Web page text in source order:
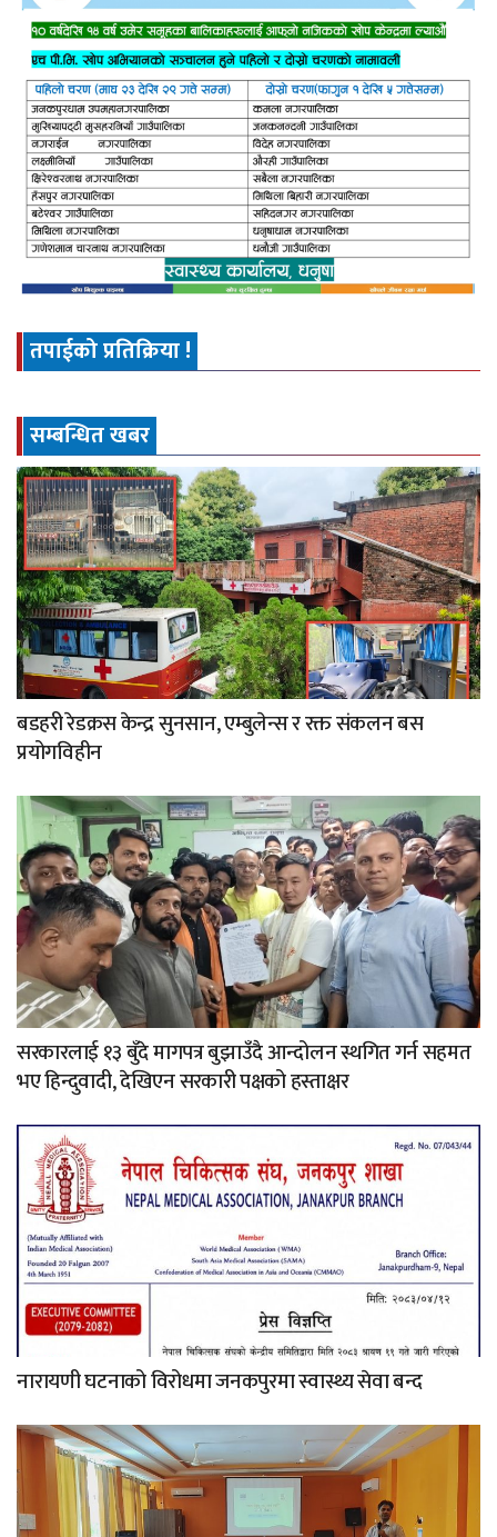
तपाईको प्रतिक्रिया !
सम्बन्धित खबर
बडहरी रेडक्रस केन्द्र सुनसान, एम्बुलेन्स र रक्त संकलन बस
प्रयोगविहीन
सरकारलाई १३ बुँदे मागपत्र बुझाउँदै आन्दोलन स्थगित गर्न सहमत
भए हिन्दुवादी, देखिएन सरकारी पक्षको हस्ताक्षर
नारायणी घटनाको विरोधमा जनकपुरमा स्वास्थ्य सेवा बन्द